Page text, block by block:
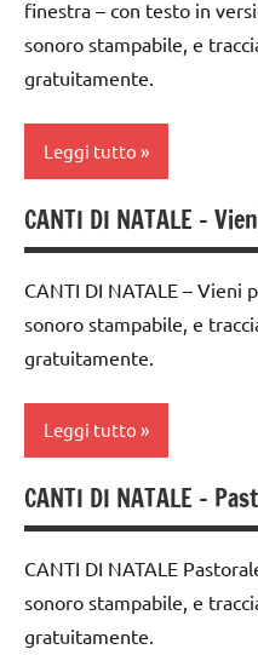
TUTTI GLI
ARGOMENTI
ARGOMENTI
PER ETA'
ARTICOLI
DELL'ANNO
Natale
ARGOMENTI
PER ETA'
TUTTI GLI
ARTICOLI
natalizi
classi
1a-5a
3 ai
anni
DELL'ANNO
Natale
ARGOMENTI
PER ETA'
TUTTI GLI
ARTICOLI
finestra – con testo in
sonoro stampabile, e
gratuitamente.
Leggi tutto
canti
di
Natale
canti
natalizi
classi
1a-5a
3 ai
6
anni
FESTE
DELL'ANNO
CANTI DI NATALE –
CANTI DI NATALE –
sonoro stampabile, e
gratuitamente.
Leggi tutto
canti
di
Natale
canti
natalizi
CANTI DI NATALE –
CANTI DI NATALE
sonoro stampabile, e
gratuitamente.